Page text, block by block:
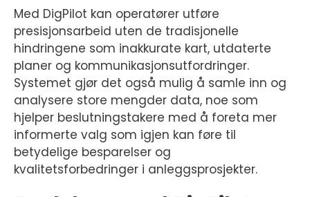
Med DigPilot kan operatører utføre
presisjonsarbeid uten de tradisjonelle
hindringene som inakkurate kart, utdaterte
planer og kommunikasjonsutfordringer.
Systemet gjør det også mulig å samle inn og
analysere store mengder data, noe som
hjelper beslutningstakere med å foreta mer
informerte valg som igjen kan føre til
betydelige besparelser og
kvalitetsforbedringer i anleggsprosjekter.